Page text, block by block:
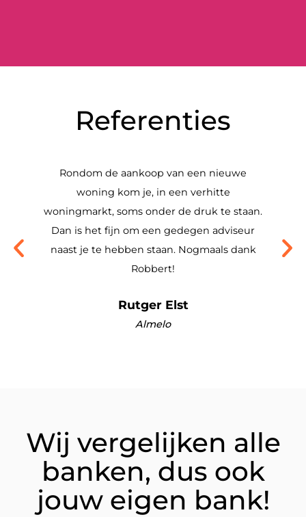
Referenties
Rondom de aankoop van een nieuwe
woning kom je, in een verhitte
woningmarkt, soms onder de druk te staan.
Dan is het fijn om een gedegen adviseur
naast je te hebben staan. Nogmaals dank
Robbert!
Rutger Elst
Almelo
Wij vergelijken alle
banken, dus ook
jouw eigen bank!